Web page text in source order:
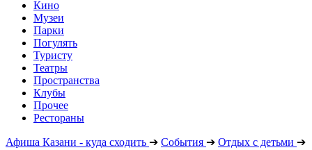
Кино
Музеи
Парки
Погулять
Туристу
Театры
Пространства
Клубы
Прочее
Рестораны
Афиша Казани - куда сходить ➔ События ➔ Отдых с детьми ➔